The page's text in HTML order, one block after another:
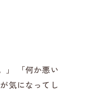
」 「何か悪い
気になってし